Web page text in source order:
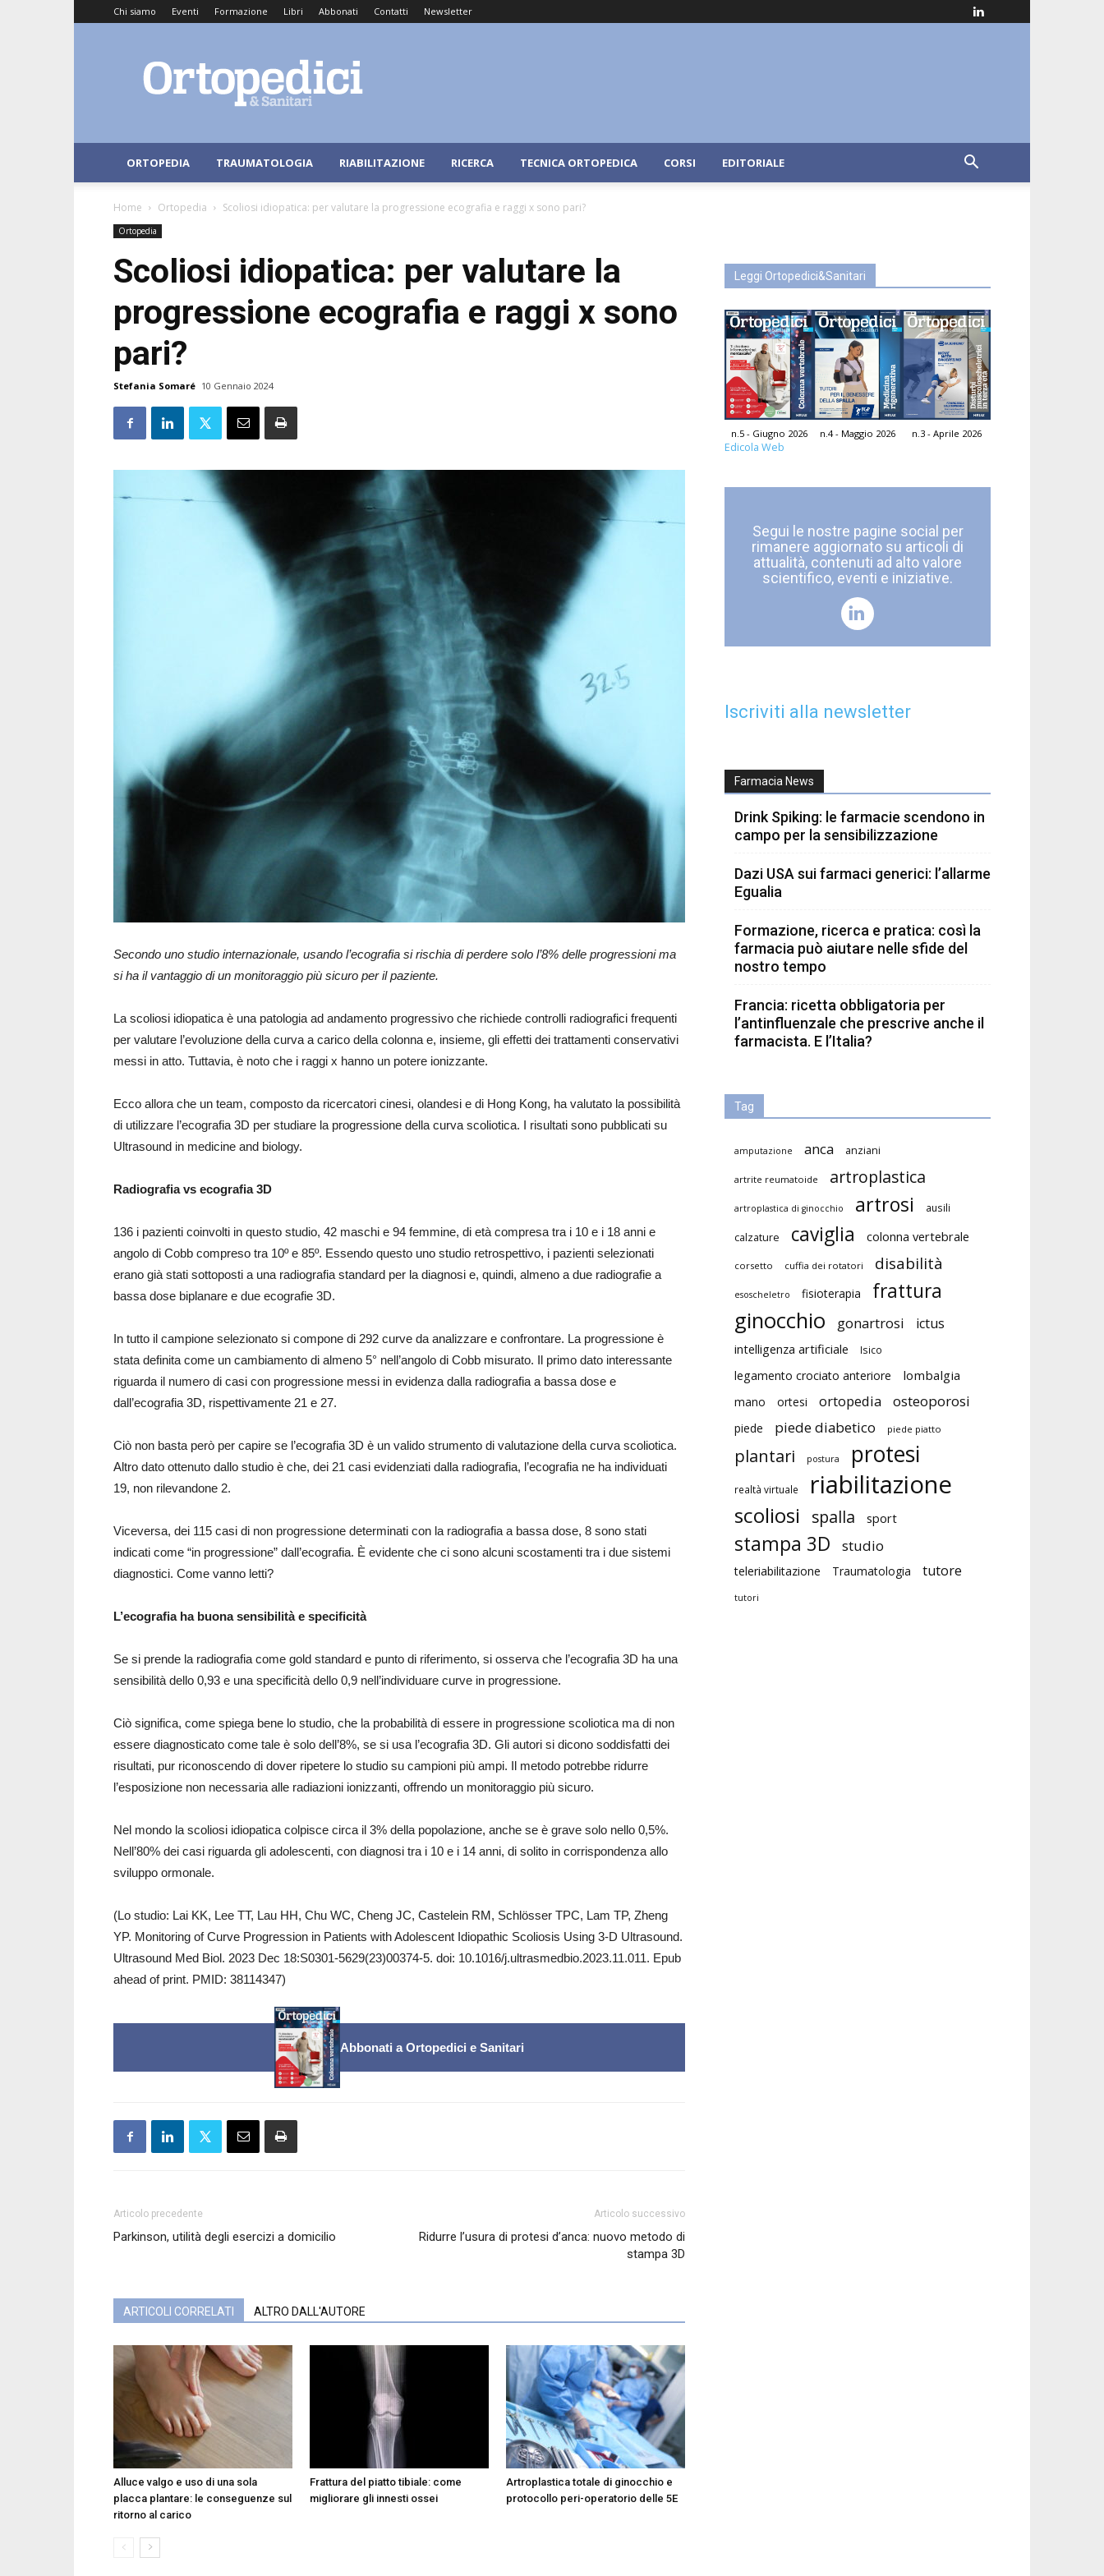
Chi siamo Eventi Formazione Libri Abbonati Contatti Newsletter
e
Sanitari
ORTOPEDIA TRAUMATOLOGIA RIABILITAZIONE RICERCA TECNICA ORTOPEDICA CORSI EDITORIALE
Home Ortopedia Scoliosi idiopatica: per valutare la progressione ecografia e raggi x sono pari?
Ortopedia
Scoliosi idiopatica: per valutare la
progressione ecografia e raggi x sono
pari?
Stefania Somaré 10 Gennaio 2024
Secondo uno studio internazionale, usando l’ecografia si rischia di perdere solo l’8% delle progressioni ma
si ha il vantaggio di un monitoraggio più sicuro per il paziente.
La scoliosi idiopatica è una patologia ad andamento progressivo che richiede controlli radiografici frequenti
per valutare l’evoluzione della curva a carico della colonna e, insieme, gli effetti dei trattamenti conservativi
messi in atto. Tuttavia, è noto che i raggi x hanno un potere ionizzante.
Ecco allora che un team, composto da ricercatori cinesi, olandesi e di Hong Kong, ha valutato la possibilità
di utilizzare l’ecografia 3D per studiare la progressione della curva scoliotica. I risultati sono pubblicati su
Ultrasound in medicine and biology.
Radiografia vs ecografia 3D
136 i pazienti coinvolti in questo studio, 42 maschi e 94 femmine, di età compresa tra i 10 e i 18 anni e
angolo di Cobb compreso tra 10º e 85º. Essendo questo uno studio retrospettivo, i pazienti selezionati
erano già stati sottoposti a una radiografia standard per la diagnosi e, quindi, almeno a due radiografie a
bassa dose biplanare e due ecografie 3D.
In tutto il campione selezionato si compone di 292 curve da analizzare e confrontare. La progressione è
stata definita come un cambiamento di almeno 5° nell’angolo di Cobb misurato. Il primo dato interessante
riguarda il numero di casi con progressione messi in evidenza dalla radiografia a bassa dose e
dall’ecografia 3D, rispettivamente 21 e 27.
Ciò non basta però per capire se l’ecografia 3D è un valido strumento di valutazione della curva scoliotica.
Altro dato ottenuto dallo studio è che, dei 21 casi evidenziati dalla radiografia, l’ecografia ne ha individuati
19, non rilevandone 2.
Viceversa, dei 115 casi di non progressione determinati con la radiografia a bassa dose, 8 sono stati
indicati come “in progressione” dall’ecografia. È evidente che ci sono alcuni scostamenti tra i due sistemi
diagnostici. Come vanno letti?
L’ecografia ha buona sensibilità e specificità
Se si prende la radiografia come gold standard e punto di riferimento, si osserva che l’ecografia 3D ha una
sensibilità dello 0,93 e una specificità dello 0,9 nell’individuare curve in progressione.
Ciò significa, come spiega bene lo studio, che la probabilità di essere in progressione scoliotica ma di non
essere diagnosticato come tale è solo dell’8%, se si usa l’ecografia 3D. Gli autori si dicono soddisfatti dei
risultati, pur riconoscendo di dover ripetere lo studio su campioni più ampi. Il metodo potrebbe ridurre
l’esposizione non necessaria alle radiazioni ionizzanti, offrendo un monitoraggio più sicuro.
Nel mondo la scoliosi idiopatica colpisce circa il 3% della popolazione, anche se è grave solo nello 0,5%.
Nell’80% dei casi riguarda gli adolescenti, con diagnosi tra i 10 e i 14 anni, di solito in corrispondenza allo
sviluppo ormonale.
(Lo studio: Lai KK, Lee TT, Lau HH, Chu WC, Cheng JC, Castelein RM, Schlösser TPC, Lam TP, Zheng
YP. Monitoring of Curve Progression in Patients with Adolescent Idiopathic Scoliosis Using 3-D Ultrasound.
Ultrasound Med Biol. 2023 Dec 18:S0301-5629(23)00374-5. doi: 10.1016/j.ultrasmedbio.2023.11.011. Epub
ahead of print. PMID: 38114347)
Abbonati a Ortopedici e Sanitari
Articolo precedente
Parkinson, utilità degli esercizi a domicilio
Articolo successivo
Ridurre l’usura di protesi d’anca: nuovo metodo di
stampa 3D
ARTICOLI CORRELATI ALTRO DALL'AUTORE
Alluce valgo e uso di una sola
placca plantare: le conseguenze sul
ritorno al carico
Frattura del piatto tibiale: come
migliorare gli innesti ossei
Artroplastica totale di ginocchio e
protocollo peri-operatorio delle 5E
Leggi Ortopedici&Sanitari
n.5 - Giugno 2026 n.4 - Maggio 2026 n.3 - Aprile 2026
Edicola Web
Segui le nostre pagine social per
rimanere aggiornato su articoli di
attualità, contenuti ad alto valore
scientifico, eventi e iniziative.
Iscriviti alla newsletter
Farmacia News
Drink Spiking: le farmacie scendono in
campo per la sensibilizzazione
Dazi USA sui farmaci generici: l’allarme
Egualia
Formazione, ricerca e pratica: così la
farmacia può aiutare nelle sfide del
nostro tempo
Francia: ricetta obbligatoria per
l’antinfluenzale che prescrive anche il
farmacista. E l’Italia?
Tag
amputazione anca anziani
artrite reumatoide artroplastica
artroplastica di ginocchio artrosi ausili
calzature caviglia colonna vertebrale
corsetto cuffia dei rotatori disabilità
esoscheletro fisioterapia frattura
ginocchio gonartrosi ictus
intelligenza artificiale Isico
legamento crociato anteriore lombalgia
mano ortesi ortopedia osteoporosi
piede piede diabetico piede piatto
plantari postura protesi
realtà virtuale riabilitazione
scoliosi spalla sport
stampa 3D studio
teleriabilitazione Traumatologia tutore
tutori